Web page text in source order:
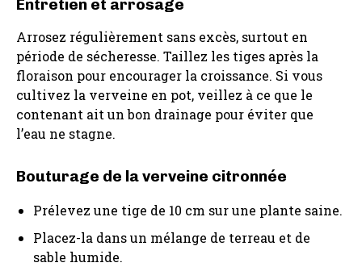
Entretien et arrosage
Arrosez régulièrement sans excès, surtout en
période de sécheresse. Taillez les tiges après la
floraison pour encourager la croissance. Si vous
cultivez la verveine en pot, veillez à ce que le
contenant ait un bon drainage pour éviter que
l’eau ne stagne.
Bouturage de la verveine citronnée
Prélevez une tige de 10 cm sur une plante saine.
Placez-la dans un mélange de terreau et de
sable humide.